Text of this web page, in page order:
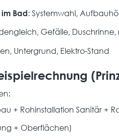
Bad: Systemwahl,
Gefälle,
Untergrund, Elektro-Stand
+ Rohinstallation Sanitär +
+ Oberflächen)